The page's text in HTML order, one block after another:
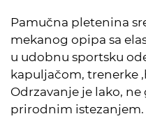
Pamučna pletenina
mekanog opipa sa
u udobnu sportsku
kapuljačom, trenerke
Odrzavanje je lako, ne
prirodnim istezanjem.